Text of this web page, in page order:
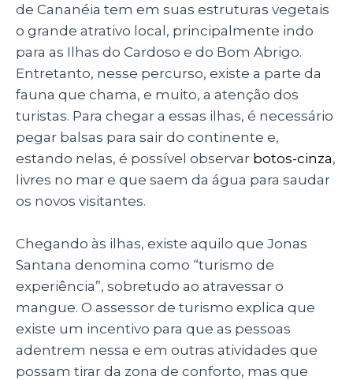
de Cananéia tem em suas estruturas vegetais
o grande atrativo local, principalmente indo
para as Ilhas do Cardoso e do Bom Abrigo.
Entretanto, nesse percurso, existe a parte da
fauna que chama, e muito, a atenção dos
turistas. Para chegar a essas ilhas, é necessário
pegar balsas para sair do continente e,
estando nelas, é possível observar botos-cinza,
livres no mar e que saem da água para saudar
os novos visitantes.
Chegando às ilhas, existe aquilo que Jonas
Santana denomina como “turismo de
experiência”, sobretudo ao atravessar o
mangue. O assessor de turismo explica que
existe um incentivo para que as pessoas
adentrem nessa e em outras atividades que
possam tirar da zona de conforto, mas que